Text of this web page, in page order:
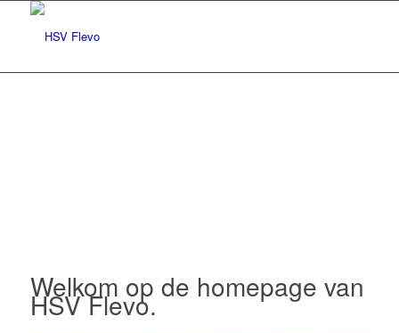
Welkom op de homepage van
HSV Flevo.